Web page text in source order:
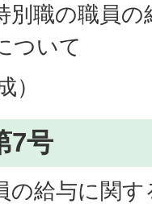
別職の職員
ついて
）
7号
の給与に関